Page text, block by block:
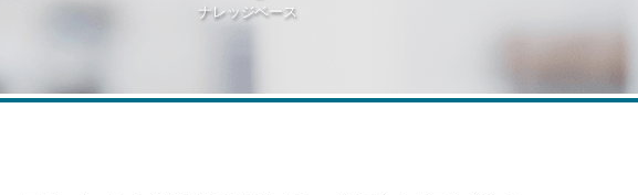
ナレッジベース